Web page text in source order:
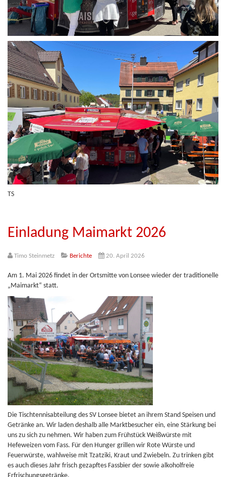
TS
Einladung Maimarkt 2026
Timo Steinmetz Berichte 20. April 2026
Am 1. Mai 2026 findet in der Ortsmitte von Lonsee wieder der traditionelle
„Maimarkt“ statt.
Die Tischtennisabteilung des SV Lonsee bietet an ihrem Stand Speisen und
Getränke an. Wir laden deshalb alle Marktbesucher ein, eine Stärkung bei
uns zu sich zu nehmen. Wir haben zum Frühstück Weißwürste mit
Hefeweizen vom Fass. Für den Hunger grillen wir Rote Würste und
Feuerwürste, wahlweise mit Tzatziki, Kraut und Zwiebeln. Zu trinken gibt
es auch dieses Jahr frisch gezapftes Fassbier der sowie alkoholfreie